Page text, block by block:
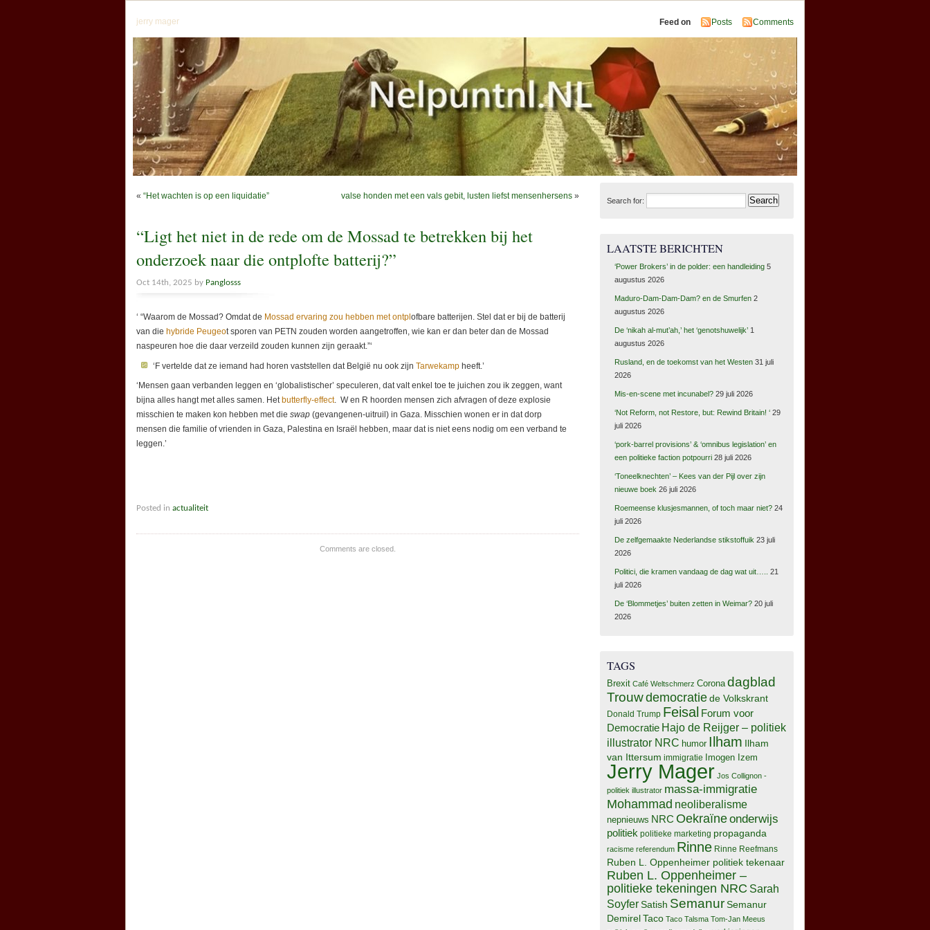
jerry mager Feed on Posts Comments
« “Het wachten is op een liquidatie” valse honden met een vals gebit, lusten liefst mensenhersens »
“Ligt het niet in de rede om de Mossad te betrekken bij het
onderzoek naar die ontplofte batterij?”
Oct 14th, 2025 by Panglosss
‘ “Waarom de Mossad? Omdat de Mossad ervaring zou hebben met ontpl ofbare batterijen. Stel dat er bij de batterij
van die hybride Peugeot sporen van PETN zouden worden aangetroffen, wie kan er dan beter dan de Mossad
naspeuren hoe die daar verzeild zouden kunnen zijn geraakt.”‘
‘F vertelde dat ze iemand had horen vaststellen dat België nu ook zijn Tarwekamp heeft.’
‘Mensen gaan verbanden leggen en ‘globalistischer’ speculeren, dat valt enkel toe te juichen zou ik zeggen, want
bijna alles hangt met alles samen. Het butterfly-effect. W en R hoorden mensen zich afvragen of deze explosie
misschien te maken kon hebben met die swap (gevangenen-uitruil) in Gaza. Misschien wonen er in dat dorp
mensen die familie of vrienden in Gaza, Palestina en Israël hebben, maar dat is niet eens nodig om een verband te
leggen.’
Posted in actualiteit
Comments are closed.
Search for:
LAATSTE BERICHTEN
‘Power Brokers’ in de polder: een handleiding 5
augustus 2026
Maduro-Dam-Dam-Dam? en de Smurfen 2
augustus 2026
De ‘nikah al-mut’ah,’ het ‘genotshuwelijk’ 1
augustus 2026
Rusland, en de toekomst van het Westen 31 juli
2026
Mis-en-scene met incunabel? 29 juli 2026
‘Not Reform, not Restore, but: Rewind Britain! ‘ 29
juli 2026
‘pork-barrel provisions’ & ‘omnibus legislation’ en
een politieke faction potpourri 28 juli 2026
‘Toneelknechten’ – Kees van der Pijl over zijn
nieuwe boek 26 juli 2026
Roemeense klusjesmannen, of toch maar niet? 24
juli 2026
De zelfgemaakte Nederlandse stikstoffuik 23 juli
2026
Politici, die kramen vandaag de dag wat uit…..
21
juli 2026
De ‘Blommetjes’ buiten zetten in Weimar? 20 juli
2026
TAGS
Brexit Café Weltschmerz Corona dagblad
Trouwdemocratiede Volkskrant
Donald Trump Feisal Forum voor
Democratie Hajo de Reijger – politiek
illustrator NRC humor Ilham Ilham
van Ittersum immigratie Imogen Izem
Jerry Mager Jos Collignon -
politiek illustrator massa-immigratie
Mohammad neoliberalisme
nepnieuws NRC Oekraïneonderwijs
politiek politieke marketing propaganda
racisme referendum Rinne Rinne Reefmans
Ruben L. Oppenheimer politiek tekenaar
Ruben L. Oppenheimer –
politieke tekeningen NRC Sarah
Soyfer Satish SemanurSemanur
DemirelTaco Taco Talsma Tom-Jan Meeus